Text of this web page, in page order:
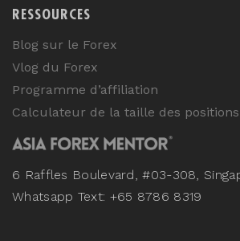
RESSOURCES
Blog sur le Forex
Vlog du Forex
Programme d’affiliation
Calculateur de la taille des
6 Raffles Boulevard, #03-308,
Whatsapp Text: +65 8786 8319